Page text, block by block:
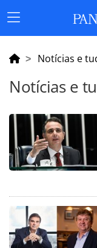
Menu
Principal
Notícias e
Notícias e